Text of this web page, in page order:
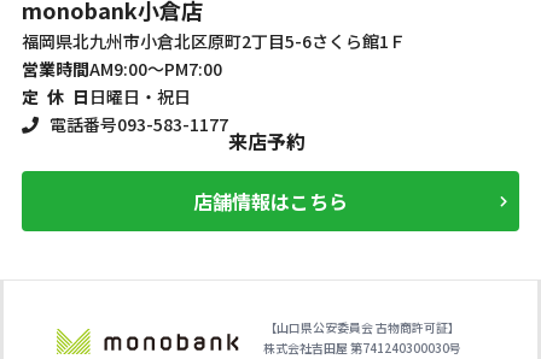
monobank小倉店
福岡県北九州市小倉北区原町2丁目5-6さくら館1Ｆ
営業時間AM9:00～PM7:00
定 休 日 日曜日・祝日
電話番号093-583-1177
来店予約
店舗情報はこちら
【山口県公安委員会 古物商許可証】
株式会社吉田屋 第741240300030号